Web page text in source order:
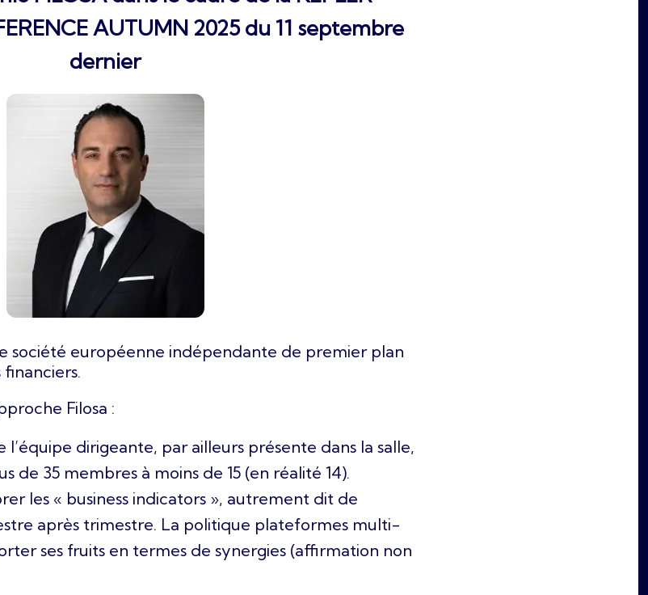
AUTUMN 2025 du 11 septembre
dernier
société européenne indépendante de premier plan
Filosa :
dirigeante, par ailleurs présente dans la salle,
de 35 membres à moins de 15 (en réalité 14).
les « business indicators », autrement dit de
après trimestre. La politique plateformes multi-
ses fruits en termes de synergies (affirmation non